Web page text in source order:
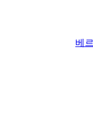
베